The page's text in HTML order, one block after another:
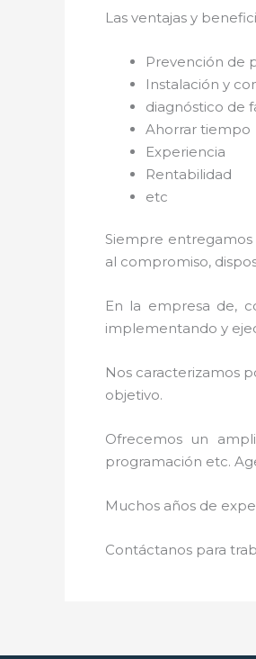
Las ventajas y
Prevención de
Instalación y
diagnóstico de
Ahorrar tiempo
Experiencia
Rentabilidad
etc
Siempre entregamos
al compromiso,
En la empresa de,
implementando y
Nos caracterizamos
objetivo.
Ofrecemos un
programación etc.
Muchos años de
Contáctanos para